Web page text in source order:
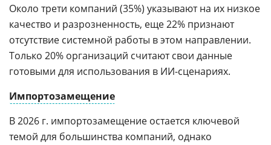
Около трети компаний (35%) указывают на их низкое
качество и разрозненность, еще 22% признают
отсутствие системной работы в этом направлении.
Только 20% организаций считают свои данные
готовыми для использования в ИИ-сценариях.
Импортозамещение
В 2026 г. импортозамещение остается ключевой
темой для большинства компаний, однако